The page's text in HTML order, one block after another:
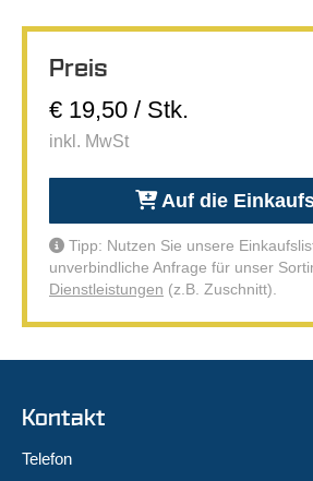
Preis
€ 19,50 / Stk.
inkl. MwSt
Auf die
Tipp: Nutzen Sie unsere
unverbindliche Anfrage für unser
Dienstleistungen (z.B. Zuschnitt).
Kontakt
Telefon